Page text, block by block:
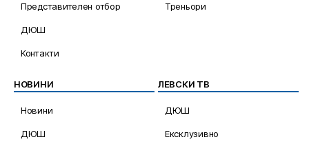
Представителен отбор
ДЮШ
Контакти
Треньори
НОВИНИ
Новини
ДЮШ
ЛЕВСКИ ТВ
ДЮШ
Ексклузивно